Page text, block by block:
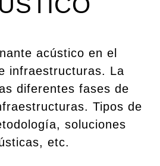
acústico en el
infraestructuras. La
diferentes fases de
Tipos de
soluciones
etc.